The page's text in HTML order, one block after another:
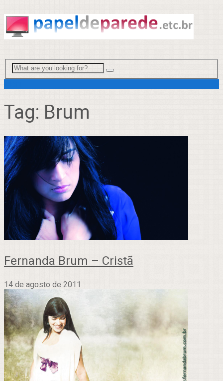
Tag: Brum
Fernanda Brum – Cristã
14 de agosto de 2011